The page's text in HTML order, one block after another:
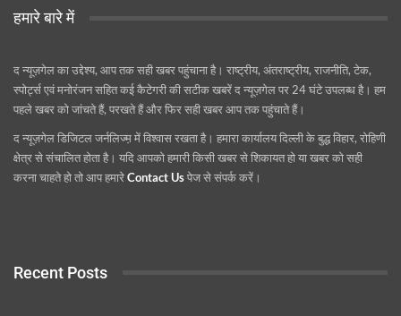
हमारे बारे में
द न्यूज़गेल का उद्देश्य, आप तक सही खबर पहुंचाना है। राष्ट्रीय, अंतराष्ट्रीय, राजनीति, टेक,
स्पोर्ट्स एवं मनोरंजन सहित कई कैटेगरी की सटीक खबरें द न्यूज़गेल पर 24 घंटे उपलब्ध है। हम
पहले खबर को जांचते हैं, परखते हैं और फिर सही खबर आप तक पहुंचाते हैं।
द न्यूज़गेल डिजिटल जर्नलिज्म़ में विश्वास रखता है। हमारा कार्यालय दिल्ली के बुद्ध विहार, रोहिणी
क्षेत्र से संचालित होता है। यदि आपको हमारी किसी खबर से शिकायत हो या खबर को सही
करना चाहते हो तो आप हमारेContact Usपेज से संपर्क करें।
Recent Posts